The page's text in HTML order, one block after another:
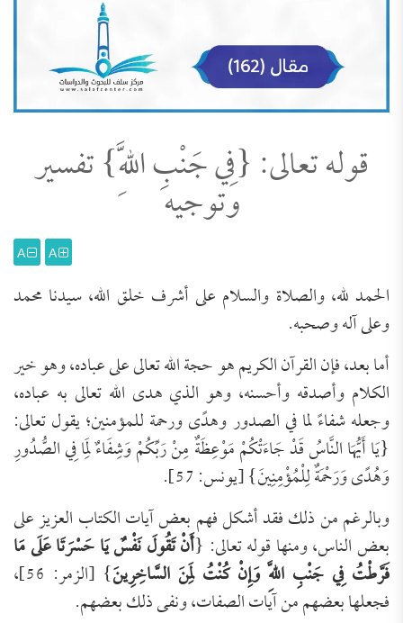
قوله تعالى: {فِي جَنْبِ اللَّهِ} تفسير
وتوجيه
A
A
الحمد لله، والصلاة والسلام على أشرف خلق الله، سيدنا محمد
وعلى آله وصحبه.
أما بعد، فإن القرآن الكريم هو حجة الله تعالى على عباده، وهو خير
الكلام وأصدقه وأحسنه، وهو الذي هدى الله تعالى به عباده،
وجعله شفاءً لما في الصدور وهدًى ورحمة للمؤمنين؛ يقول تعالى:
{يَا أَيُّهَا النَّاسُ قَدْ جَاءَتْكُمْ مَوْعِظَةٌ مِنْ رَبِّكُمْ وَشِفَاءٌ لِمَا فِي الصُّدُورِ
وَهُدًى وَرَحْمَةٌ لِلْمُؤْمِنِينَ} [يونس: 57].
وبالرغم من ذلك فقد أشكل فهم بعض آيات الكتاب العزيز على
بعض الناس، ومنها قوله تعالى: {أَنْ تَقُولَ نَفْسٌ يَا حَسْرَتَا عَلَى مَا
فَرَّطْتُ فِي جَنْبِ اللَّهِ وَإِنْ كُنْتُ لَمِنَ السَّاخِرِينَ } [الزمر: 56]،
فجعلها بعضهم من آيات الصفات، ونفى ذلك بعضهم.